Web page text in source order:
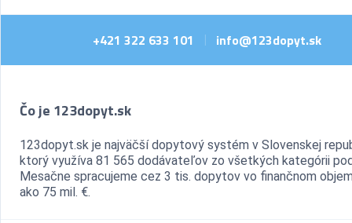
+421 322 633 101 info@123dopyt.sk
Čo je 123dopyt.sk
123dopyt.sk je najväčší dopytový systém v Slovenskej
ktorý využíva 81 565 dodávateľov zo všetkých kategórii
Mesačne spracujeme cez 3 tis. dopytov vo finančnom
ako 75 mil. €.